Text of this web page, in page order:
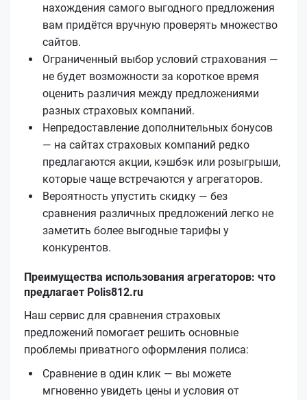
нахождения самого выгодного предложения
вам придётся вручную проверять множество
сайтов.
Ограниченный выбор условий страхования —
не будет возможности за короткое время
оценить различия между предложениями
разных страховых компаний.
Непредоставление дополнительных бонусов
— на сайтах страховых компаний редко
предлагаются акции, кэшбэк или розыгрыши,
которые чаще встречаются у агрегаторов.
Вероятность упустить скидку — без
сравнения различных предложений легко не
заметить более выгодные тарифы у
конкурентов.
Преимущества использования агрегаторов: что
предлагает Polis812.ru
Наш сервис для сравнения страховых
предложений помогает решить основные
проблемы приватного оформления полиса:
Сравнение в один клик — вы можете
мгновенно увидеть цены и условия от